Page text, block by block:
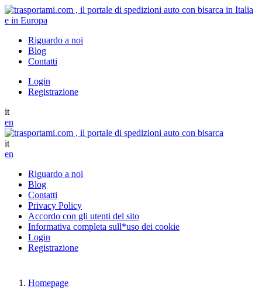
Riguardo a noi
Blog
Contatti
Login
Registrazione
it
en
it
en
Riguardo a noi
Blog
Contatti
Privacy Policy
Accordo con gli utenti del sito
Informativa completa sull*uso dei cookie
Login
Registrazione
Homepage